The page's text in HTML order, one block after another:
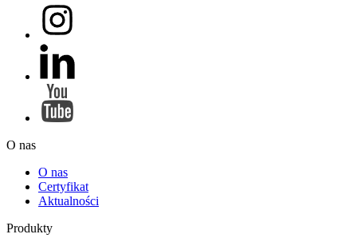
O nas
O nas
Certyfikat
Aktualności
Produkty